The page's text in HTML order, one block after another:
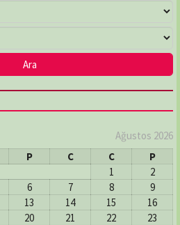
Ağustos 2026
P C C
P
1
2
6 7 8
9
13 14 15
16
20 21 22
23